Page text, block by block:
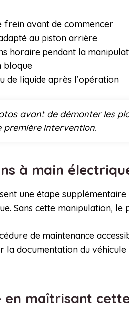
frein avant de commencer
au piston arrière
horaire pendant la
bloque
de liquide après l’opération
avant de démonter les
première intervention.
à main
une étape
Sans cette manipulation,
de maintenance
la documentation du
en maîtrisant